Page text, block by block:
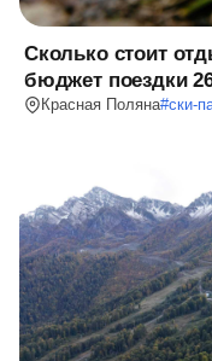
Сколько стоит
бюджет поездки
Красная Поляна#ски-